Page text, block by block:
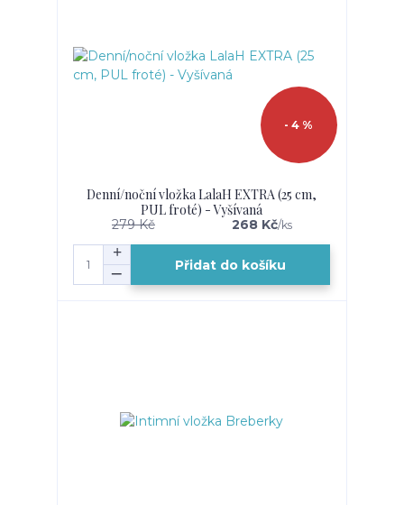
- 4 %
Denní/noční vložka LalaH EXTRA (25 cm,
PUL froté) - Vyšívaná
279 Kč 268 Kč/ks
Přidat do košíku